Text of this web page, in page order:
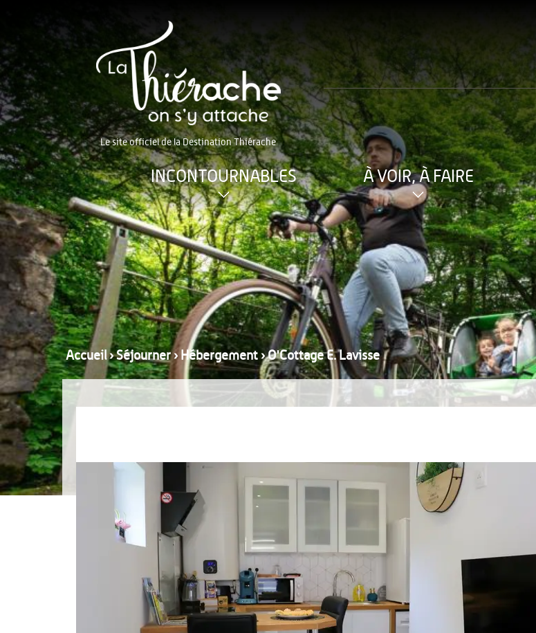
Le site officiel de la Destination Thiérache
INCONTOURNABLES À VOIR, À FAIRE
Accueil›Séjourner› Hébergement ›O'Cottage E. Lavisse